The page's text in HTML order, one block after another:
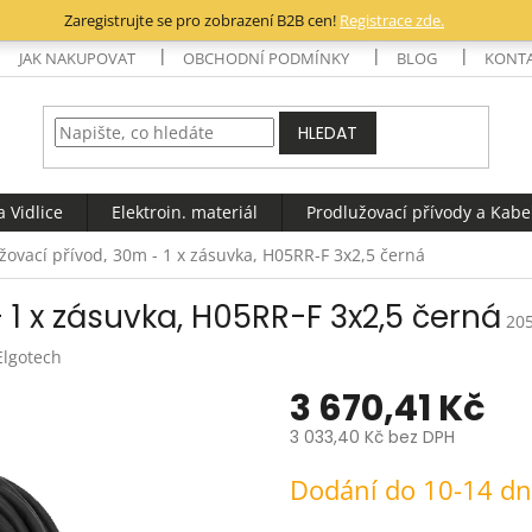
Zaregistrujte se pro zobrazení B2B cen! Registrace zde.
JAK NAKUPOVAT OBCHODNÍ PODMÍNKY BLOG
HLEDAT
Vidlice Elektroin. materiál Prodlužovací přívody a
přívod, 30m - 1 x zásuvka, H05RR-F 3x2,5 černá
zásuvka, H05RR-F 3x2,5 černá
3 670,41 Kč
3 033,40 Kč bez DPH
cena:
Dodání do 10-14